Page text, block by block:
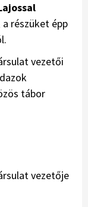
részüket épp
vezetői
tábor
vezetője